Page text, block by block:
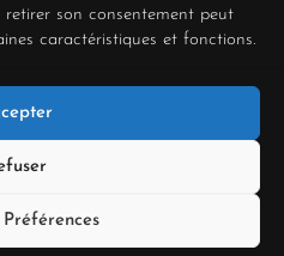
son consentement peut
caractéristiques et fonctions.
?
:
en conflit
le